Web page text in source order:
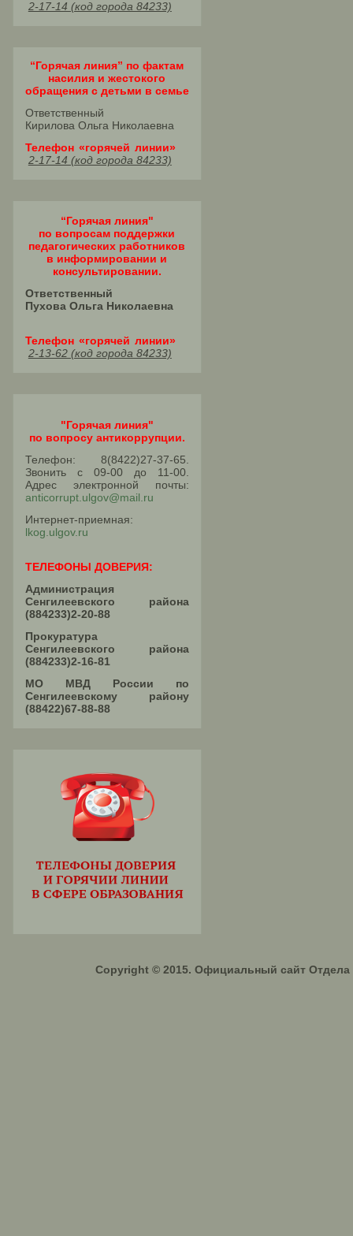
2-17-14 (код города 84233)
“Горячая линия” по фактам
насилия и жестокого
обращения с детьми в семье
Ответственный
Кирилова Ольга Николаевна
Телефон «горячей линии»
2-17-14 (код города 84233)
“Горячая линия"
по вопросам поддержки
педагогических работников
в информировании и
консультировании.
Ответственный
Пухова Ольга Николаевна
Телефон «горячей линии»
2-13-62 (код города 84233)
"Горячая линия"
по вопросу антикоррупции.
Телефон: 8(8422)27-37-65.
Звонить с 09-00 до 11-00.
Адрес электронной почты:
anticorrupt.ulgov@mail.ru
Интернет-приемная:
lkog.ulgov.ru
ТЕЛЕФОНЫ ДОВЕРИЯ:
Администрация
Сенгилеевского района
(884233)2-20-88
Прокуратура
Сенгилеевского района
(884233)2-16-81
МО МВД России по
Сенгилеевскому району
(88422)67-88-88
Copyright © 2015. Официальный сайт